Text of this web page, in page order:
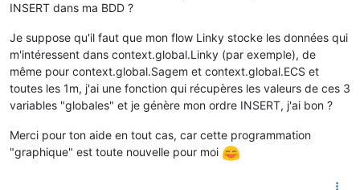
INSERT dans ma BDD ?
Je suppose qu'il faut que mon flow Linky stocke les données qui
m'intéressent dans context.global.Linky (par exemple), de
même pour context.global.Sagem et context.global.ECS et
toutes les 1m, j'ai une fonction qui récupères les valeurs de ces 3
variables "globales" et je génère mon ordre INSERT, j'ai bon ?
Merci pour ton aide en tout cas, car cette programmation
"graphique" est toute nouvelle pour moi